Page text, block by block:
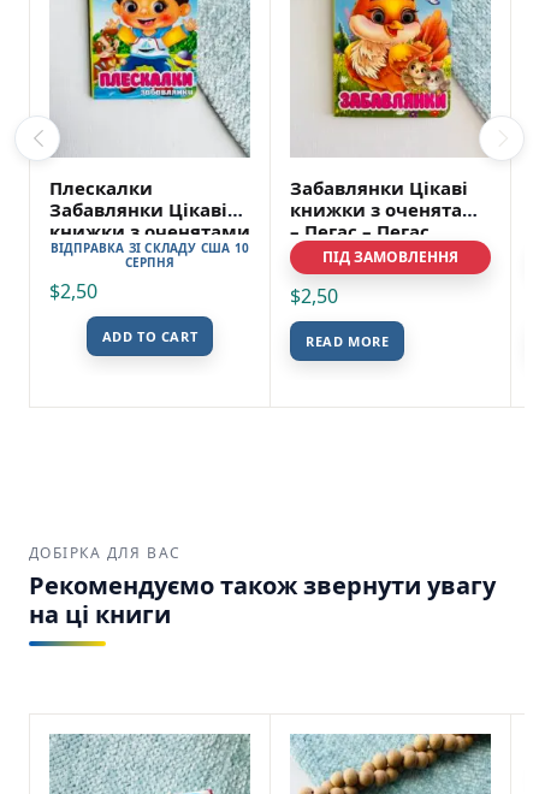
Плескалки
Забавлянки Цікаві
книжки з оченятами
– Пегас
ВІДПРАВКА ЗІ СКЛАДУ США 10
СЕРПНЯ
$2,50
ADD TO CART
Забавлянки Цікаві
книжки з оченятами
– Пегас – Пегас
ПІД ЗАМОВЛЕННЯ
$2,50
READ MORE
ДОБІРКА ДЛЯ ВАС
Рекомендуємо також звернути увагу
на ці книги